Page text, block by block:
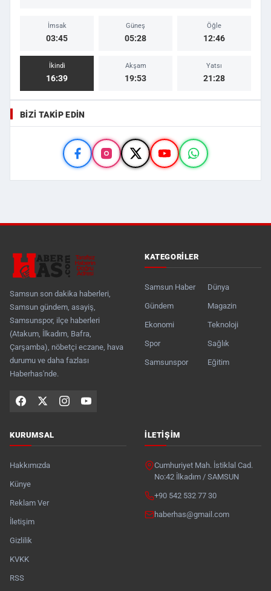
İmsak
03:45
Güneş
05:28
Öğle
12:46
İkindi
16:39
Akşam
19:53
Yatsı
21:28
BIZI TAKIP EDIN
Samsun son dakika haberleri,
Samsun gündem, asayiş,
Samsunspor, ilçe haberleri
(Atakum, İlkadım, Bafra,
Çarşamba), nöbetçi eczane, hava
durumu ve daha fazlası
Haberhas'nde.
KATEGORILER
Samsun Haber
Gündem
Ekonomi
Spor
Samsunspor
Dünya
Magazin
Teknoloji
Sağlık
Eğitim
KURUMSAL
Hakkımızda
Künye
Reklam Ver
İletişim
Gizlilik
KVKK
RSS
İLETIŞIM
Cumhuriyet Mah. İstiklal Cad.
No:42 İlkadım / SAMSUN
+90 542 532 77 30
haberhas@gmail.com